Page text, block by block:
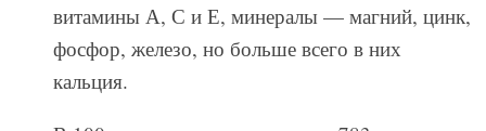
витамины А, С и Е, минералы — магний, цинк,
фосфор, железо, но больше всего в них
кальция.